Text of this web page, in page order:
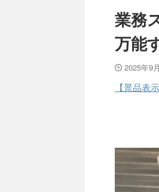
業務
万能
2025年9
【景品表